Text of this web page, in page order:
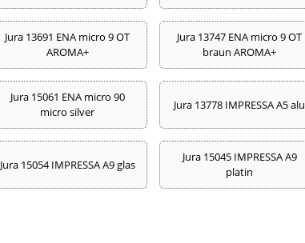
Jura 13691 ENA micro 9 OT
AROMA+
Jura 13747 ENA micro 9 OT
braun AROMA+
Jura 15061 ENA micro 90
micro silver
Jura 13778 IMPRESSA A5 alu
Jura 15054 IMPRESSA A9 glas
Jura 15045 IMPRESSA A9
platin